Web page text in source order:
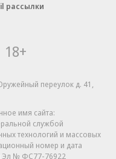
рассылки
18+
переулок д. 41,
имя сайта:
службой
технологий и массовых
номер и дата
Эл № ФС77-76922